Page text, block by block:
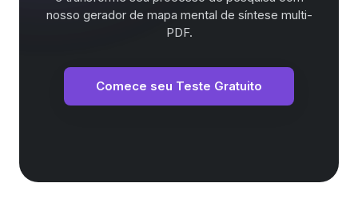
nosso gerador de mapa mental de síntese multi-
PDF.
Comece seu Teste Gratuito